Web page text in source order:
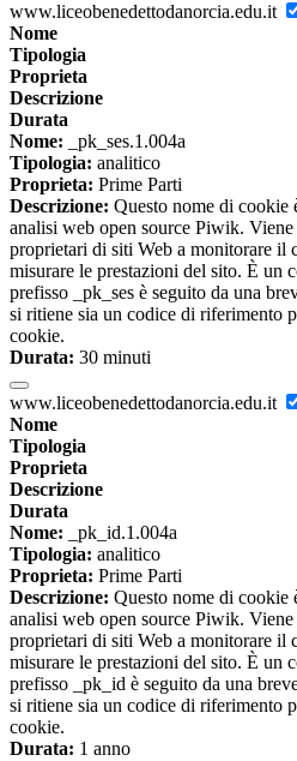
www.liceobenedettodanorcia.edu.it
Nome
Tipologia
Proprieta
Descrizione
Durata
Nome: _pk_ses.1.004a
Tipologia: analitico
Proprieta: Prime Parti
Descrizione: Questo nome di cookie
analisi web open source Piwik.
proprietari di siti Web a monitorare il
misurare le prestazioni del sito. È un
prefisso _pk_ses è seguito da una
si ritiene sia un codice di riferimento
cookie.
Durata: 30 minuti
www.liceobenedettodanorcia.edu.it
Nome
Tipologia
Proprieta
Descrizione
Durata
Nome: _pk_id.1.004a
Tipologia: analitico
Proprieta: Prime Parti
Descrizione: Questo nome di cookie
analisi web open source Piwik.
proprietari di siti Web a monitorare il
misurare le prestazioni del sito. È un
prefisso _pk_id è seguito da una
si ritiene sia un codice di riferimento
cookie.
Durata: 1 anno